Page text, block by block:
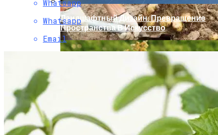
Ландшафтный Дизайн: Превращение
Пространства В Искусство
Whatsapp
Whatsapp
Email